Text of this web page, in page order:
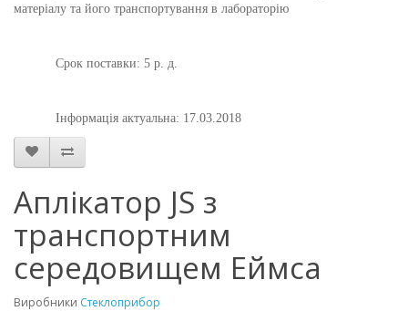
матеріалу та його транспортування в лабораторію
Срок поставки: 5 р. д.
Інформація актуальна: 17.03.2018
Аплікатор JS з
транспортним
середовищем Еймса
Виробники Стеклоприбор